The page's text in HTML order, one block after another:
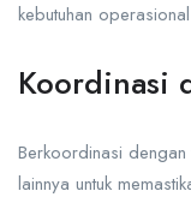
kebutuhan
Koordinasi
Berkoordinasi
lainnya untuk